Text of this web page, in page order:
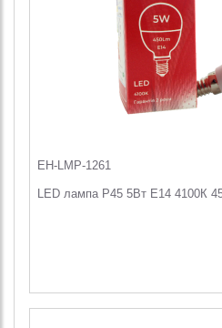
EH-LMP-1261
LED лампа P45 5Вт E14 4100К